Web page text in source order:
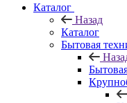
Каталог
Назад
Каталог
Бытовая